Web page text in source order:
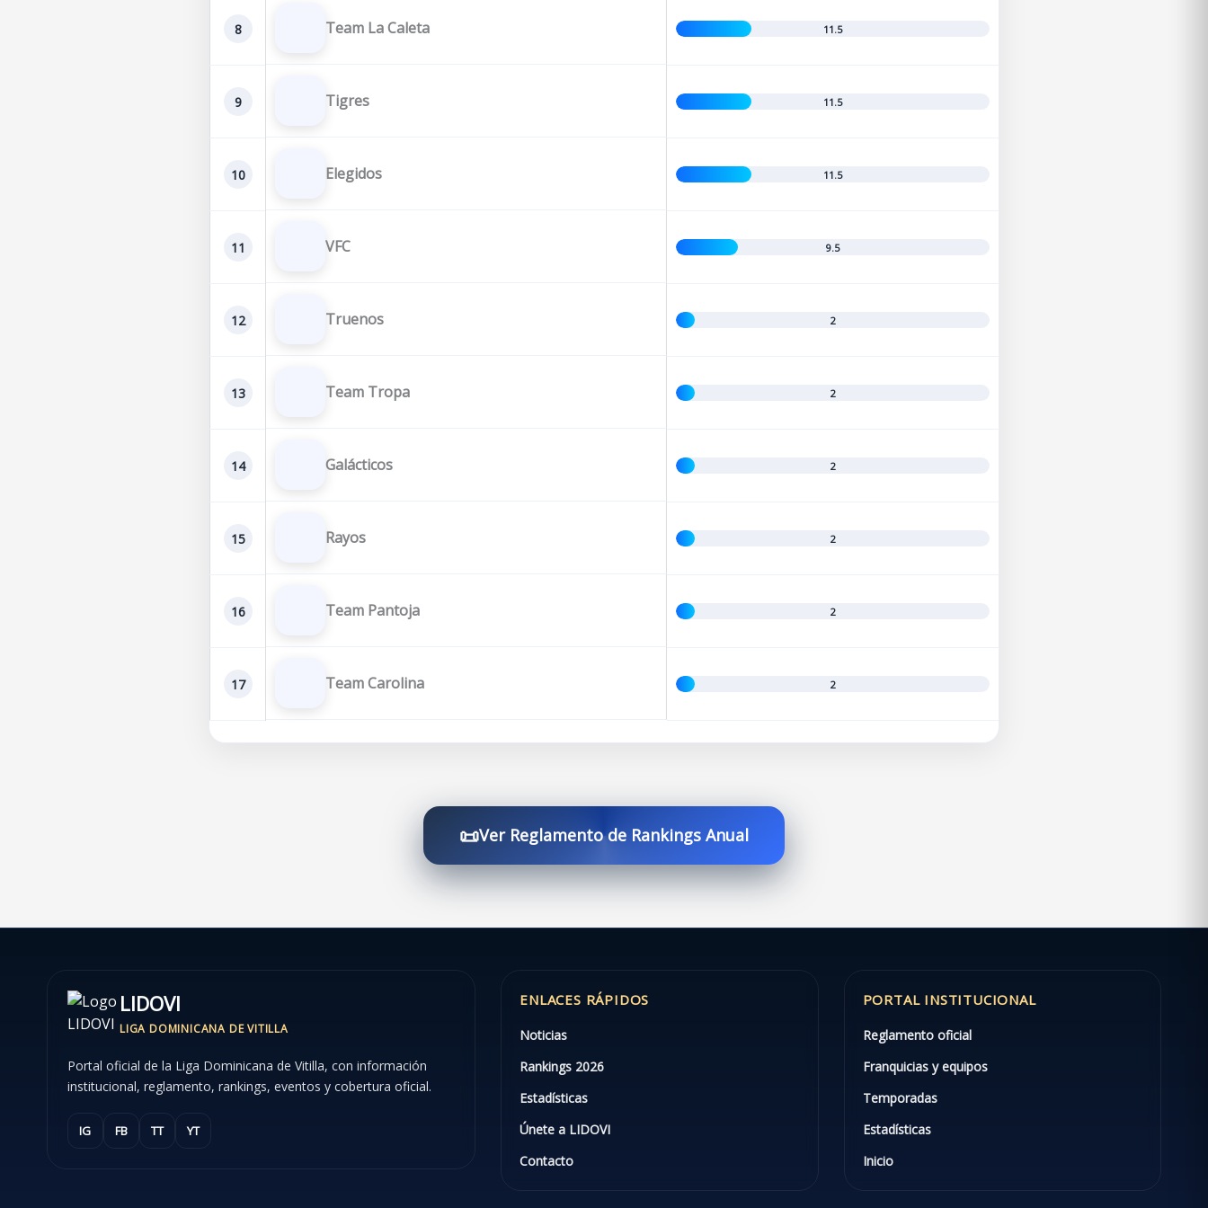
8 Team La Caleta 11.5
9 Tigres 11.5
10 Elegidos 11.5
11 VFC 9.5
12 Truenos 2
13 Team Tropa 2
14 Galácticos 2
15 Rayos 2
16 Team Pantoja 2
17 Team Carolina 2
📜Ver Reglamento de Rankings Anual
LIDOVI
LIGA DOMINICANA DE VITILLA
Portal oficial de la Liga Dominicana de Vitilla, con información
institucional, reglamento, rankings, eventos y cobertura oficial.
IG FB TT YT
ENLACES RÁPIDOS
Noticias
Rankings 2026
Estadísticas
Únete a LIDOVI
Contacto
PORTAL INSTITUCIONAL
Reglamento oficial
Franquicias y equipos
Temporadas
Estadísticas
Inicio